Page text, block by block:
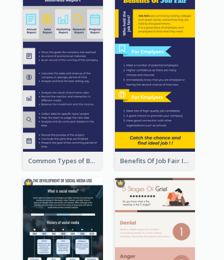
Common Types of Business Report Infographic Benefits Of Job Fair Infographic